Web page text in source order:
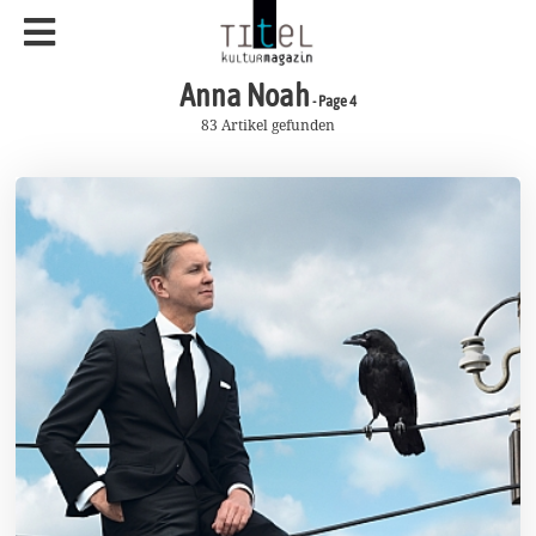
Anna Noah - Page 4
83 Artikel gefunden